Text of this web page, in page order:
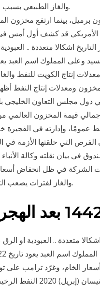
والغاز الطبيعي بسبب الإعصار.
البنزين بحوالي 300 ألف برميل إلى 245.2 مليون برميل، بينما
معهد البترول الأمريكي قد كشف أول
اشكالا متعددة ..
وعلى المملوك اسم العبد
إنتاج الكويت للنفط
تهدف إلى زيادة مخزون ومعدلات إنتاج
قيمة المخزون العالمي
النفط عمومًا، وإدارته في
التي خلقتها الأزمة في
بيان نقلته وكالة الأنباء
الشركة في ظل انخفاض
والغاز لفترات يصعب التنبوء بها.
متعددة .. العبودية او
أسعار الخام، وغرّد ترامب على
نخذل قطاع النفط والغاز الأمريكي العظيم» مضيفا «طلبت